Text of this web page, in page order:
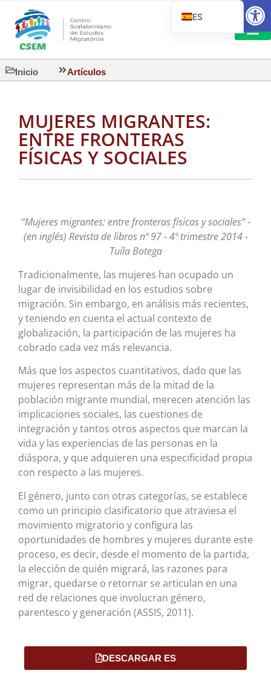
Inicio Artículos
MUJERES MIGRANTES:
ENTRE FRONTERAS
FÍSICAS Y SOCIALES
“Mujeres migrantes: entre fronteras físicas y sociales” -
(en inglés) Revista de libros nº 97 - 4º trimestre 2014 -
Tuíla Botega
Tradicionalmente, las mujeres han ocupado un
lugar de invisibilidad en los estudios sobre
migración. Sin embargo, en análisis más recientes,
y teniendo en cuenta el actual contexto de
globalización, la participación de las mujeres ha
cobrado cada vez más relevancia.
Más que los aspectos cuantitativos, dado que las
mujeres representan más de la mitad de la
población migrante mundial, merecen atención las
implicaciones sociales, las cuestiones de
integración y tantos otros aspectos que marcan la
vida y las experiencias de las personas en la
diáspora, y que adquieren una especificidad propia
con respecto a las mujeres.
El género, junto con otras categorías, se establece
como un principio clasificatorio que atraviesa el
movimiento migratorio y configura las
oportunidades de hombres y mujeres durante este
proceso, es decir, desde el momento de la partida,
la elección de quién migrará, las razones para
migrar, quedarse o retornar se articulan en una
red de relaciones que involucran género,
parentesco y generación (ASSIS, 2011).
DESCARGAR ES
ES
EN